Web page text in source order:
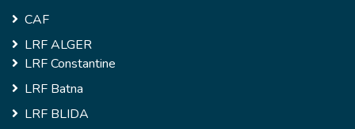
CAF
LRF ALGER
LRF Constantine
LRF Batna
LRF BLIDA